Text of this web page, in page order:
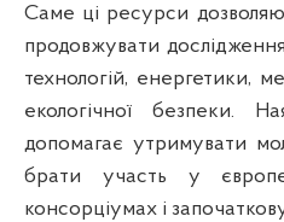
Саме ці ресурси
продовжувати
технологій, енергетики,
екологічної безпеки.
допомагає утримувати
брати участь у
консорціумах і